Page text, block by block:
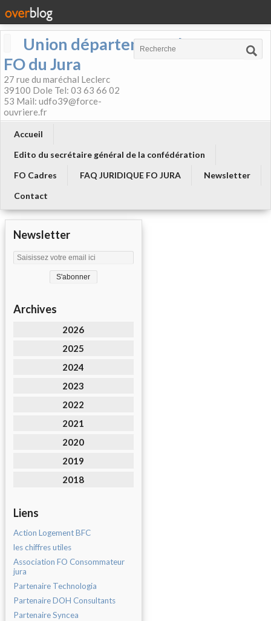
Union départementale
FO du Jura
27 rue du maréchal Leclerc
39100 Dole Tel: 03 63 66 02
53 Mail: udfo39@force-
ouvriere.fr
Accueil
Edito du secrétaire général de la confédération
FO Cadres
FAQ JURIDIQUE FO JURA
Newsletter
Contact
Newsletter
Archives
2026
2025
2024
2023
2022
2021
2020
2019
2018
Liens
Action Logement BFC
les chiffres utiles
Association FO Consommateur
jura
Partenaire Technologia
Partenaire DOH Consultants
Partenaire Syncea